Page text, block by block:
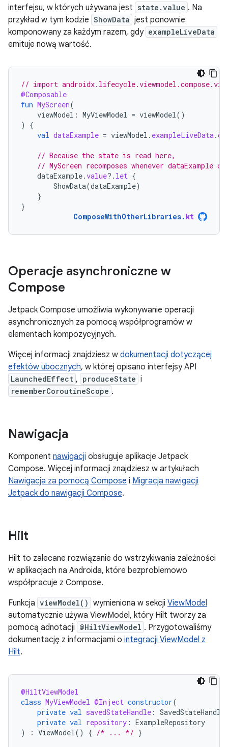
interfejsu, w których używana jest state.value . Na
przykład w tym kodzie ShowData jest ponownie
komponowany za każdym razem, gdy exampleLiveData
emituje nową wartość.
// import
@Composable
fun MyScreen(
viewModel : MyViewModel = viewModel()
)
{
val dataExample = viewModel . exampleLiveData.
// Because the state is read here,
// MyScreen recomposes whenever dataExample
dataExample.value?. let {
ShowData(dataExample)
}
}
ComposeWithOtherLibraries. kt
Operacje asynchroniczne w
Compose
Jetpack Compose umożliwia wykonywanie operacji
asynchronicznych za pomocą współprogramów w
elementach kompozycyjnych.
Więcej informacji znajdziesz w dokumentacji dotyczącej
efektów ubocznych, w której opisano interfejsy API
LaunchedEffect , produceState i
rememberCoroutineScope .
Nawigacja
Komponent nawigacji obsługuje aplikacje Jetpack
Compose. Więcej informacji znajdziesz w artykułach
Nawigacja za pomocą Compose i Migracja nawigacji
Jetpack do nawigacji Compose.
Hilt
Hilt to zalecane rozwiązanie do wstrzykiwania zależności
w aplikacjach na Androida, które bezproblemowo
współpracuje z Compose.
Funkcja viewModel() wymieniona w sekcji ViewModel
automatycznie używa ViewModel, który Hilt tworzy za
pomocą adnotacji @HiltViewModel . Przygotowaliśmy
dokumentację z informacjami o integracji ViewModel z
Hilt.
@HiltViewModel
class MyViewModel @Inject constructor(
private val savedStateHandle : SavedStateHandle
private val repository : ExampleRepository
)
: ViewModel() { /* ... */ }